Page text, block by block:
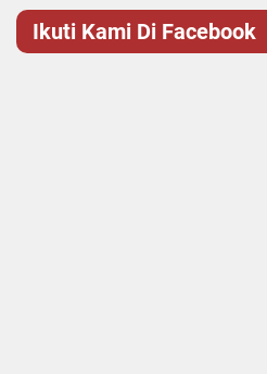
Ikuti Kami Di Facebook